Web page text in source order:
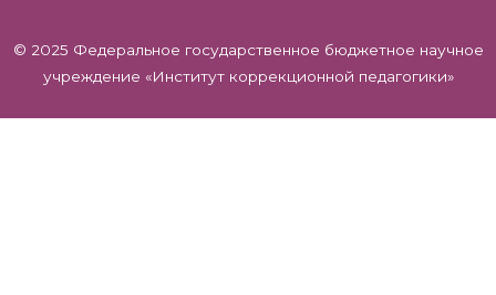
© 2025 Федеральное государственное бюджетное научное
учреждение «Институт коррекционной педагогики»